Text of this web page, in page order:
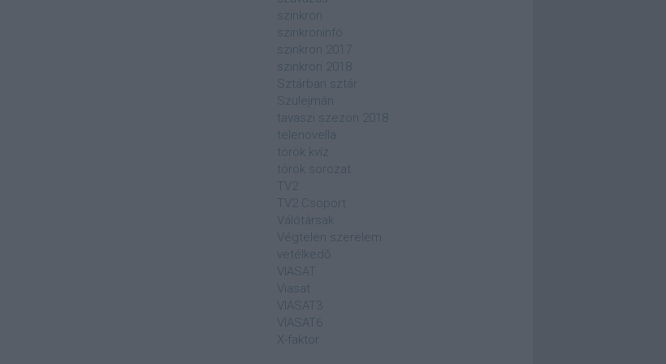
szinkron
szinkroninfó
szinkron 2017
szinkron 2018
Sztárban sztár
Szulejmán
tavaszi szezon 2018
telenovella
török kvíz
török sorozat
TV2
TV2 Csoport
Válótársak
Végtelen szerelem
vetélkedő
VIASAT
Viasat
VIASAT3
VIASAT6
X-faktor